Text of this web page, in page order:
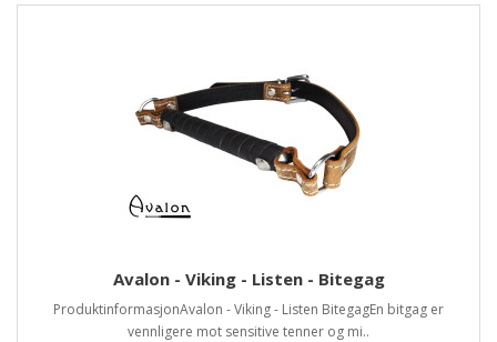
Avalon - Viking - Listen - Bitegag
ProduktinformasjonAvalon - Viking - Listen BitegagEn bitgag er
vennligere mot sensitive tenner og mi..